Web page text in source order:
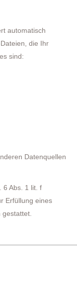
automatisch
die Ihr
sind:
Datenquellen
6 Abs. 1 lit. f
Erfüllung eines